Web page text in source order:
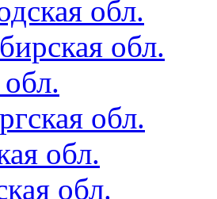
обл.
обл.
обл.
обл.
обл.